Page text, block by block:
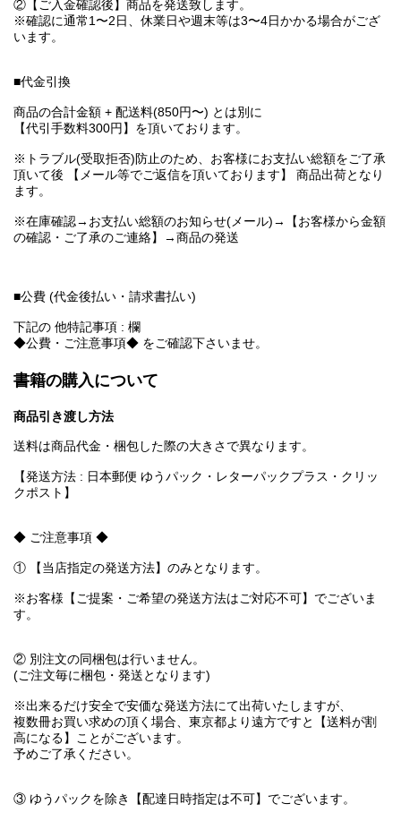
②【ご入金確認後】商品を発送致します。
※確認に通常1〜2日、休業日や週末等は3〜4日かかる場合がござ
います。
■代金引換
商品の合計金額 + 配送料(850円〜) とは別に
【代引手数料300円】を頂いております。
※トラブル(受取拒否)防止のため、お客様にお支払い総額をご了承
頂いて後 【メール等でご返信を頂いております】 商品出荷となり
ます。
※在庫確認→お支払い総額のお知らせ(メール)→【お客様から金額
の確認・ご了承のご連絡】→商品の発送
■公費 (代金後払い・請求書払い)
下記の 他特記事項 : 欄
◆公費・ご注意事項◆ をご確認下さいませ。
書籍の購入について
商品引き渡し方法
送料は商品代金・梱包した際の大きさで異なります。
【発送方法 : 日本郵便 ゆうパック・レターパックプラス・クリッ
クポスト】
◆ ご注意事項 ◆
① 【当店指定の発送方法】のみとなります。
※お客様【ご提案・ご希望の発送方法はご対応不可】でございま
す。
② 別注文の同梱包は行いません。
(ご注文毎に梱包・発送となります)
※出来るだけ安全で安価な発送方法にて出荷いたしますが、
複数冊お買い求めの頂く場合、東京都より遠方ですと【送料が割
高になる】ことがございます。
予めご了承ください。
③ ゆうパックを除き【配達日時指定は不可】でございます。